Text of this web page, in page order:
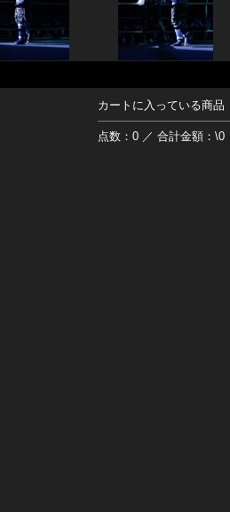
カートに入っている商品
点数：0 ／ 合計金額：\0